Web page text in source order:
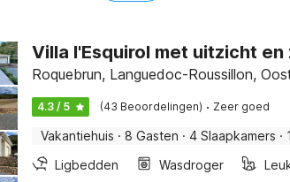
Villa l'Esquirol met uitzicht en
Roquebrun, Languedoc-Roussillon,
4.3 / 5 (43 Beoordelingen) · Zeer goed
Vakantiehuis · 8 Gasten · 4 Slaapkamers ·
Ligbedden
Wasdroger